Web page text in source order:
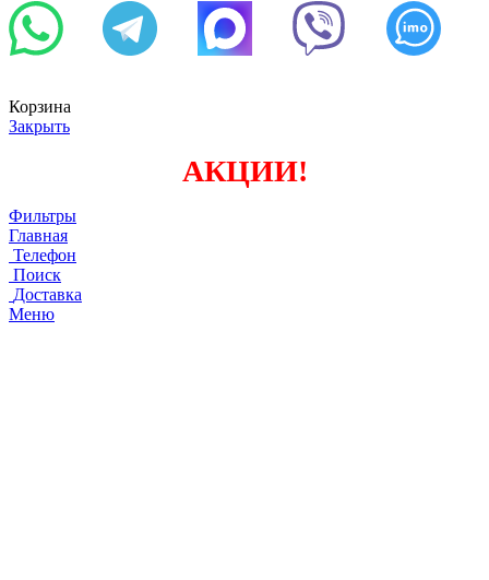
Корзина
Закрыть
АКЦИИ!
Фильтры
Главная
Телефон
Поиск
Доставка
Меню